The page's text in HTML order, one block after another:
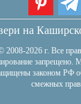
на
2008-2026 г. Все
запрещено.
законом РФ
смежных